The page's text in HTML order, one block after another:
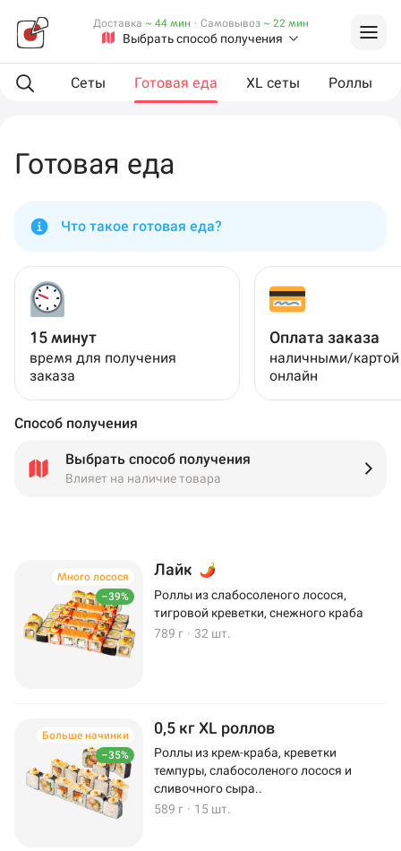
Выбрать способ получения
Доставка ~ 44 мин · Самовывоз ~ 22 мин
Сеты Готовая еда XL сеты Роллы
Готовая еда
Что такое готовая еда?
15 минут
время для получения
заказа
Оплата заказа
наличными/
онлайн
Способ получения
Выбрать способ получения
Влияет на наличие товара
–39%
Много лосося Лайк
Роллы из слабосоленого лосося,
тигровой креветки, снежного краба
789 г · 32 шт.
–35%
Больше начинки 0,5 кг XL роллов
Роллы из крем-краба, креветки
темпуры, слабосоленого лосося и
сливочного сыра..
589 г · 15 шт.